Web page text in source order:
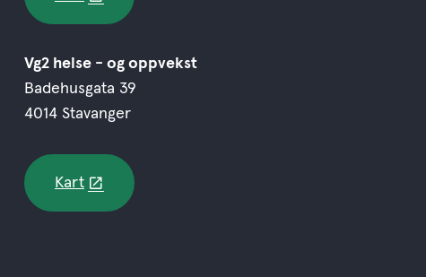
Vg2 helse - og oppvekst
Badehusgata 39
4014 Stavanger
Kart